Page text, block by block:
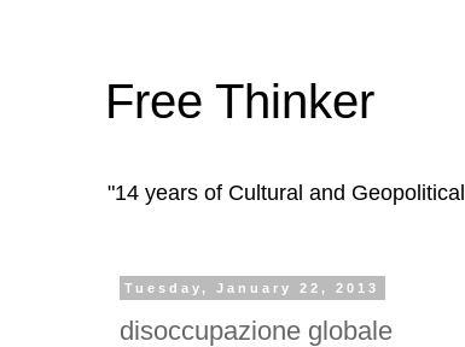
Free Thinker
"14 years of Cultural and
Tuesday, January 22, 2013
disoccupazione globale